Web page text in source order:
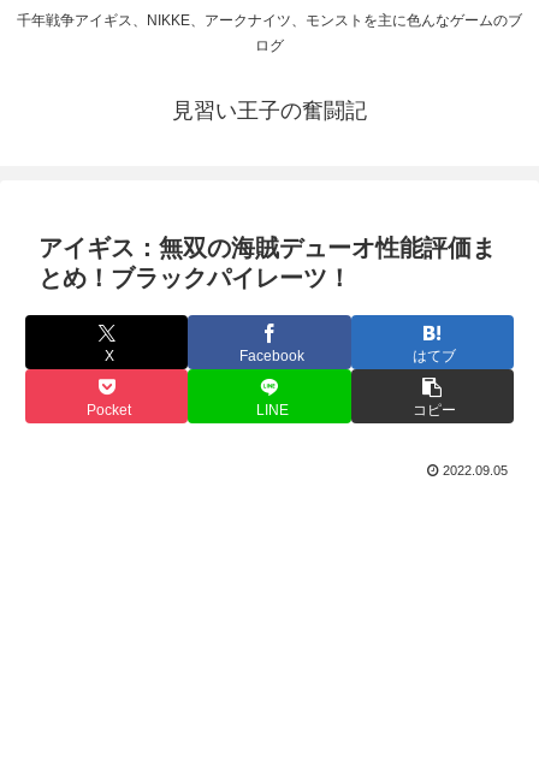
千年戦争アイギス、NIKKE、アークナイツ、モンストを主に色んなゲームのブ
ログ
見習い王子の奮闘記
アイギス：無双の海賊デューオ性能評価ま
とめ！ブラックパイレーツ！
X Facebook はてブ
Pocket LINE コピー
2022.09.05